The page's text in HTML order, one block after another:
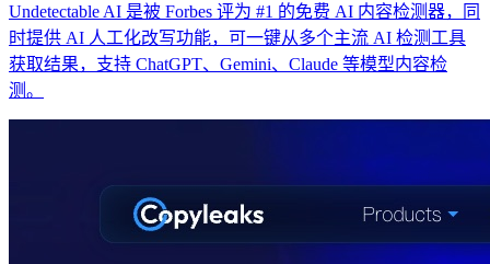
Undetectable AI 是被 Forbes 评为 #1 的免费 AI 内容检测器，同
时提供 AI 人工化改写功能，可一键从多个主流 AI 检测工具
获取结果，支持 ChatGPT、Gemini、Claude 等模型内容检
测。